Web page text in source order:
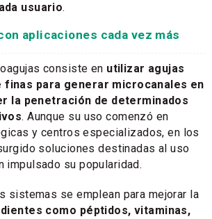
usuario.
aplicaciones cada vez más
consiste en utilizar agujas
finas para generar microcanales en
la penetración de determinados
. Aunque su uso comenzó en
y centros especializados, en los
soluciones destinadas al uso
impulsado su popularidad.
sistemas se emplean para mejorar la
como péptidos, vitaminas,